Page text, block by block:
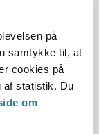
på
samtykke til, at
cookies på
af statistik. Du
om